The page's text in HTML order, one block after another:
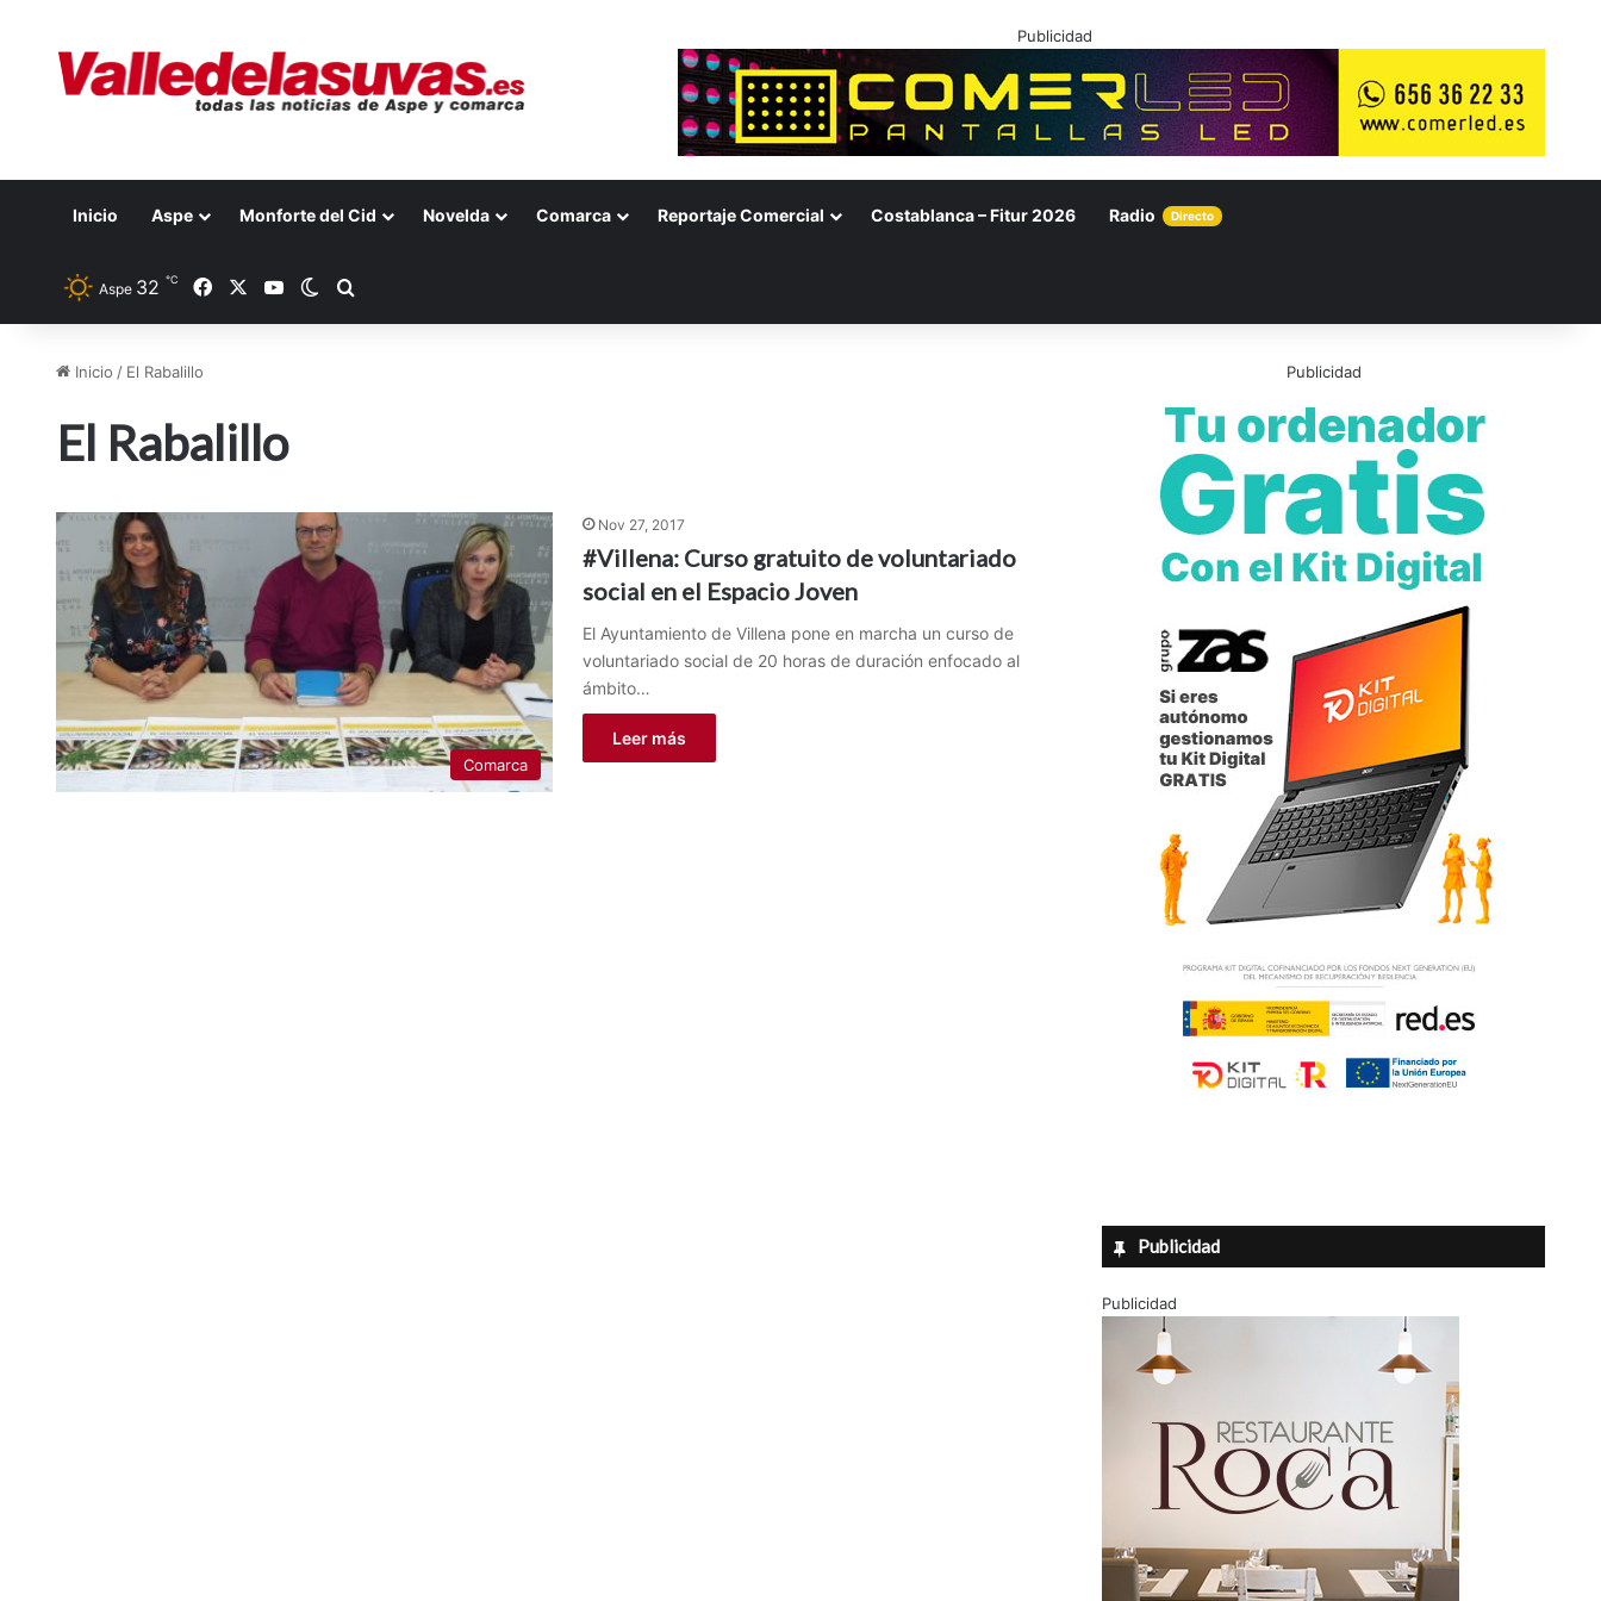
Publicidad
Inicio Aspe Monforte del Cid Novelda Comarca Reportaje Comercial Costablanca – Fitur 2026 Radio Directo
Aspe 32 ℃ FacebookYouTubeSwitch skin
Inicio / El Rabalillo
El Rabalillo
Comarca
Nov 27, 2017
#Villena: Curso gratuito de voluntariado
social en el Espacio Joven
El Ayuntamiento de Villena pone en marcha un curso de
voluntariado social de 20 horas de duración enfocado al
ámbito…
Leer más
Publicidad
Publicidad
Publicidad